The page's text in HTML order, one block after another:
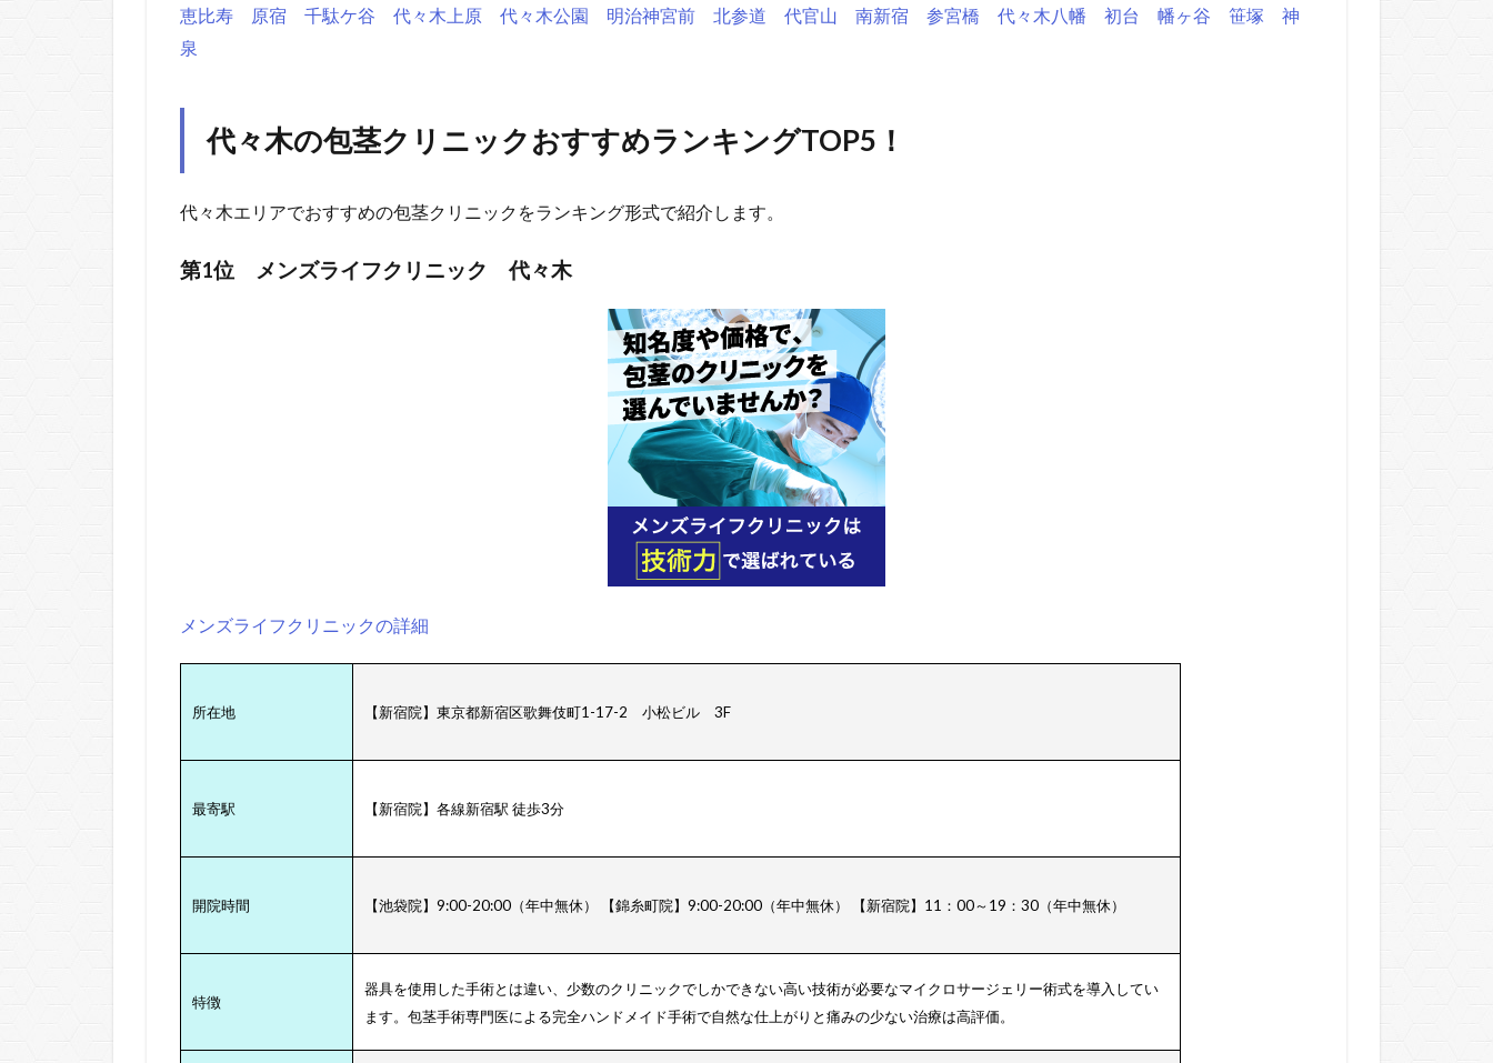
恵比寿 原宿 千駄ケ谷 代々木上原 代々木公園 明治神宮前 北参道 代官山 南新宿 参宮橋 代々木八幡 初台 幡ヶ谷 笹塚
神
泉
代々木の包茎クリニックおすすめランキングTOP5！
代々木エリアでおすすめの包茎クリニックをランキング形式で紹介します。
第1位 メンズライフクリニック 代々木
メンズライフクリニックの詳細
所在地 【新宿院】東京都新宿区歌舞伎町1-17-2 小松ビル 3F
最寄駅 【新宿院】各線新宿駅 徒歩3分
開院時間 【池袋院】9:00-20:00（年中無休） 【錦糸町院】9:00-20:00（年中無休） 【新宿院】11：00～19：30（年中無休）
特徴
器具を使用した手術とは違い、少数のクリニックでしかできない高い技術が必要なマイクロサージェリー術式を導入してい
ます。包茎手術専門医による完全ハンドメイド手術で自然な仕上がりと痛みの少ない治療は高評価。